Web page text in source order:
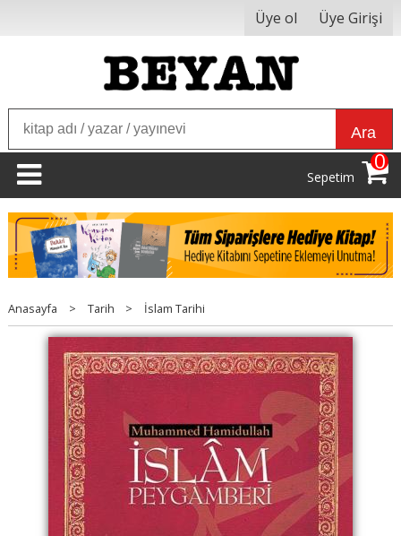
Üye ol Üye Girişi
Ara
Sepetim
0
Anasayfa > Tarih > İslam Tarihi